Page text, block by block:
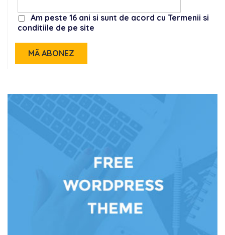
Am peste 16 ani si sunt de acord cu Termenii si
conditiile de pe site